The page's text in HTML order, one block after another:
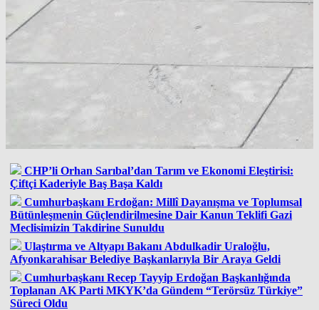
CHP’li Orhan Sarıbal’dan Tarım ve Ekonomi Eleştirisi:
Çiftçi Kaderiyle Baş Başa Kaldı
Cumhurbaşkanı Erdoğan: Millî Dayanışma ve Toplumsal
Bütünleşmenin Güçlendirilmesine Dair Kanun Teklifi Gazi
Meclisimizin Takdirine Sunuldu
Ulaştırma ve Altyapı Bakanı Abdulkadir Uraloğlu,
Afyonkarahisar Belediye Başkanlarıyla Bir Araya Geldi
Cumhurbaşkanı Recep Tayyip Erdoğan Başkanlığında
Toplanan AK Parti MKYK’da Gündem “Terörsüz Türkiye”
Süreci Oldu